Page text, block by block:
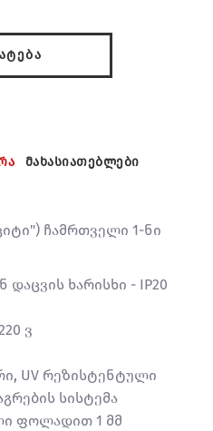
მახასიათებლები
ჩამრთველი 1-ნი
დაცვის ხარისხი - IP20
ვ
UV რეზისტენტული
სისტემა
ფოლადით 1 მმ